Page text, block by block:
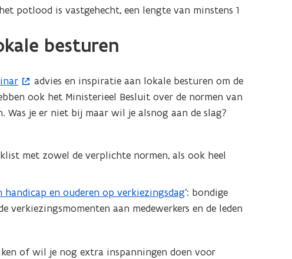
potlood is vastgehecht, een lengte van minstens 1
besturen
advies en inspiratie aan lokale besturen om de
ook het Ministerieel Besluit over de normen van
Was je er niet bij maar wil je alsnog aan de slag?
met zowel de verplichte normen, als ook heel
en ouderen op verkiezingsdag’: bondige
aan medewerkers en de leden
of wil je nog extra inspanningen doen voor